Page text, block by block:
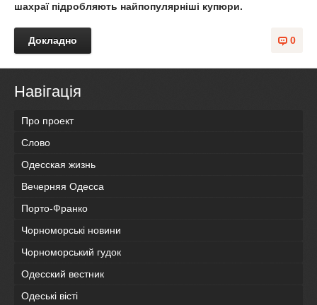
шахраї підробляють найпопулярніші купюри.
0
Докладно
Навігація
Про проект
Слово
Одесская жизнь
Вечерняя Одесса
Порто-Франко
Чорноморські новини
Чорноморський гудок
Одесский вестник
Одеськi вiстi